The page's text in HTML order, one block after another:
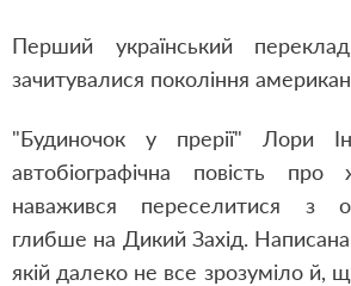
Перший український
зачитувалися покоління
"Будиночок у прерії" Лори
автобіографічна повість
наважився переселитися з
глибше на Дикий Захід. Написана
якій далеко не все зрозуміло й,